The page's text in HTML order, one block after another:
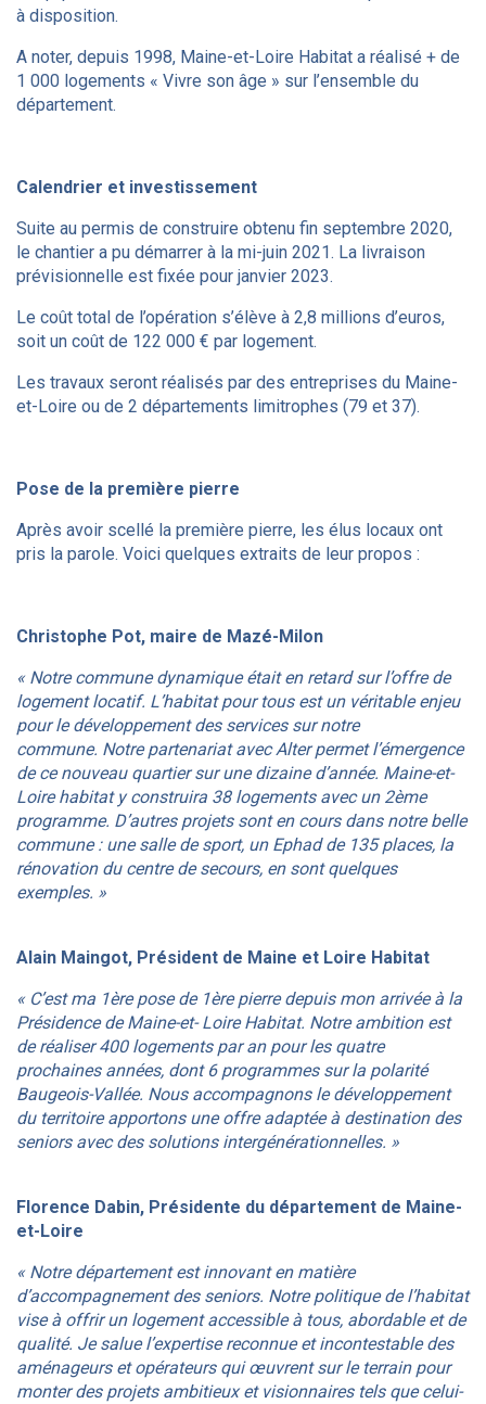
à disposition.
A noter, depuis 1998, Maine-et-Loire Habitat a réalisé + de
1 000 logements « Vivre son âge » sur l’ensemble du
département.
Calendrier et investissement
Suite au permis de construire obtenu fin septembre 2020,
le chantier a pu démarrer à la mi-juin 2021. La livraison
prévisionnelle est fixée pour janvier 2023.
Le coût total de l’opération s’élève à 2,8 millions d’euros,
soit un coût de 122 000 € par logement.
Les travaux seront réalisés par des entreprises du Maine-
et-Loire ou de 2 départements limitrophes (79 et 37).
Pose de la première pierre
Après avoir scellé la première pierre, les élus locaux ont
pris la parole. Voici quelques extraits de leur propos :
Christophe Pot, maire de Mazé-Milon
« Notre commune dynamique était en retard sur l’offre de
logement locatif. L’habitat pour tous est un véritable enjeu
pour le développement des services sur notre
commune. Notre partenariat avec Alter permet l’émergence
de ce nouveau quartier sur une dizaine d’année. Maine-et-
Loire habitat y construira 38 logements avec un 2ème
programme. D’autres projets sont en cours dans notre belle
commune : une salle de sport, un Ephad de 135 places, la
rénovation du centre de secours, en sont quelques
exemples. »
Alain Maingot, Président de Maine et Loire Habitat
« C’est ma 1ère pose de 1ère pierre depuis mon arrivée à la
Présidence de Maine-et- Loire Habitat. Notre ambition est
de réaliser 400 logements par an pour les quatre
prochaines années, dont 6 programmes sur la polarité
Baugeois-Vallée. Nous accompagnons le développement
du territoire apportons une offre adaptée à destination des
seniors avec des solutions intergénérationnelles. »
Florence Dabin, Présidente du département de Maine-
et-Loire
« Notre département est innovant en matière
d’accompagnement des seniors. Notre politique de l’habitat
vise à offrir un logement accessible à tous, abordable et de
qualité. Je salue l’expertise reconnue et incontestable des
aménageurs et opérateurs qui œuvrent sur le terrain pour
monter des projets ambitieux et visionnaires tels que celui-